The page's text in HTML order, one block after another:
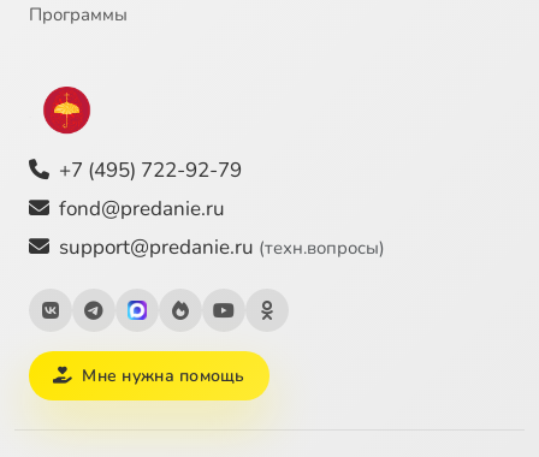
Программы
+7 (495) 722-92-79
fond@predanie.ru
support@predanie.ru (техн.вопросы)
Мне нужна помощь